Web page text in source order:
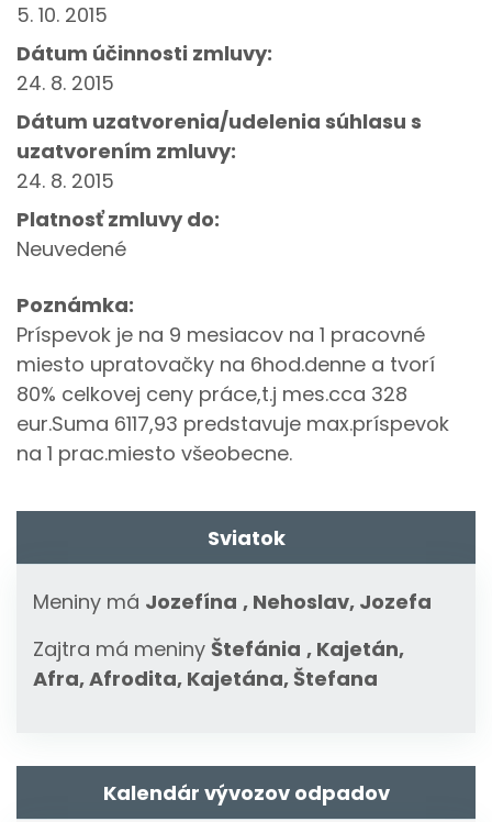
5. 10. 2015
Dátum účinnosti zmluvy:
24. 8. 2015
Dátum uzatvorenia/udelenia súhlasu s
uzatvorením zmluvy:
24. 8. 2015
Platnosť zmluvy do:
Neuvedené
Poznámka:
Príspevok je na 9 mesiacov na 1 pracovné
miesto upratovačky na 6hod.denne a tvorí
80% celkovej ceny práce,t.j mes.cca 328
eur.Suma 6117,93 predstavuje max.príspevok
na 1 prac.miesto všeobecne.
Sviatok
Meniny má Jozefína , Nehoslav, Jozefa
Zajtra má meniny Štefánia , Kajetán,
Afra, Afrodita, Kajetána, Štefana
Kalendár vývozov odpadov